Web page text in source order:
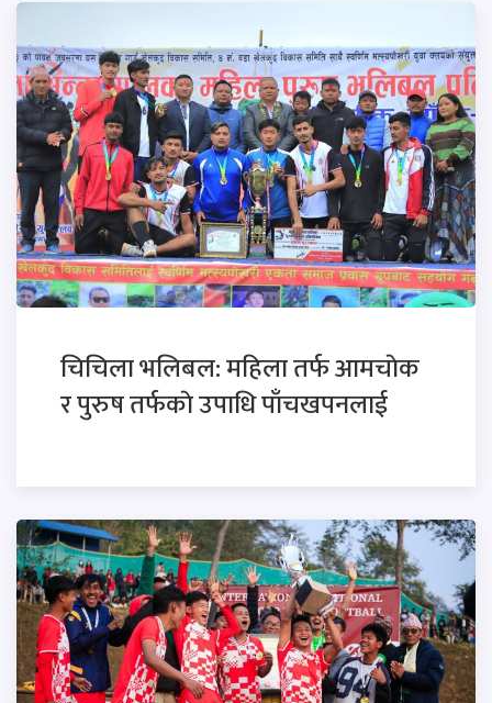
चिचिला भलिबल: महिला तर्फ आमचाेक
र पुरुष तर्फकाे उपाधि पाँचखपनलाई